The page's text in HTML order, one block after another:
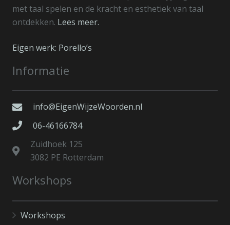
met taal spelen en de kracht en esthetiek van taal
ontdekken. Lees meer.
Eigen werk: Porello’s
Informatie
info@EigenWijzeWoorden.nl
06-46166784
Zuidhoek 125
3082 PE Rotterdam
Workshops
Workshops